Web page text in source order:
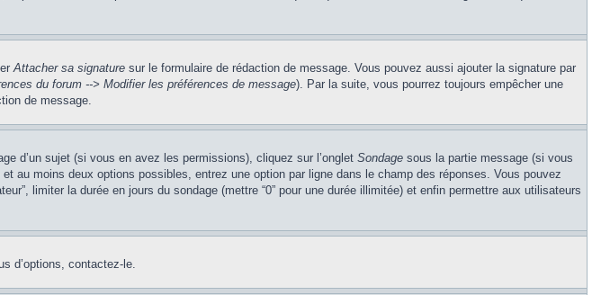
Attacher sa signature sur le formulaire de rédaction de message. Vous pouvez aussi ajouter la signature par
du forum --> Modifier les préférences de message). Par la suite, vous pourrez toujours empêcher une
de message.
d’un sujet (si vous en avez les permissions), cliquez sur l’onglet Sondage sous la partie message (si vous
au moins deux options possibles, entrez une option par ligne dans le champ des réponses. Vous pouvez
limiter la durée en jours du sondage (mettre “0” pour une durée illimitée) et enfin permettre aux utilisateurs
d’options, contactez-le.